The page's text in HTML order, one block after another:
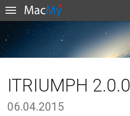
ITRIUMPH 2.0.0
06.04.2015